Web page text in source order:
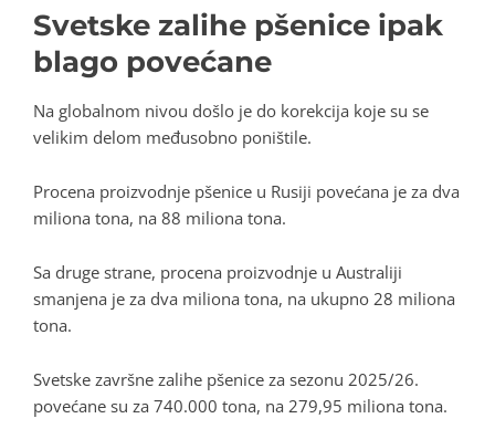
Svetske zalihe pšenice ipak
blago povećane
Na globalnom nivou došlo je do korekcija koje su se
velikim delom međusobno poništile.
Procena proizvodnje pšenice u Rusiji povećana je za dva
miliona tona, na 88 miliona tona.
Sa druge strane, procena proizvodnje u Australiji
smanjena je za dva miliona tona, na ukupno 28 miliona
tona.
Svetske završne zalihe pšenice za sezonu 2025/26.
povećane su za 740.000 tona, na 279,95 miliona tona.